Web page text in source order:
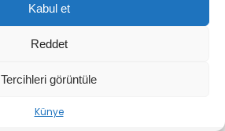
Kabul et
Reddet
Tercihleri görüntüle
Künye